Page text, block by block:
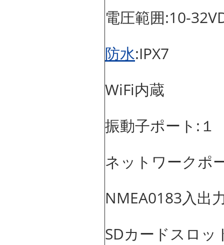
電圧範囲:10-
防水:IPX7
WiFi内蔵
振動子ポート:１
ネットワークポ
NMEA0183入出
SDカードスロッ